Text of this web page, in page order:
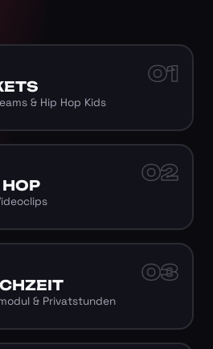
01
& Hip Hop Kids
02
03
& Privatstunden